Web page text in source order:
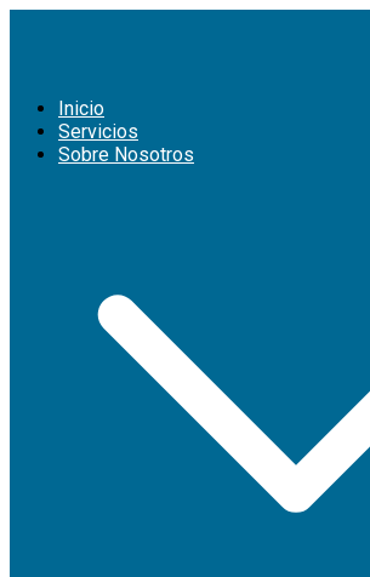
Ing Cabrera
MOTORES DIESEL
Inicio
Servicios
Sobre Nosotros